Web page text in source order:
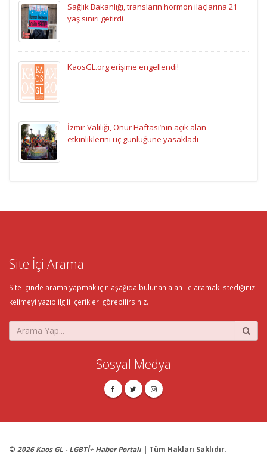
Sağlık Bakanlığı, transların hormon ilaçlarına 21
yaş sınırı getirdi
KaosGL.org erişime engellendi!
İzmir Valiliği, Onur Haftası’nın açık alan
etkinliklerini üç günlüğüne yasakladı
Site İçi Arama
Site içinde arama yapmak için aşağıda bulunan alan ile aramak istediğiniz
kelimeyi yazıp ilgili içerikleri görebilirsiniz.
Sosyal Medya
© 2026 Kaos GL - LGBTİ+ Haber Portalı | Tüm Hakları Saklıdır.